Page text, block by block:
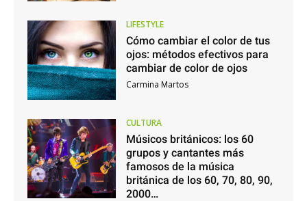
LIFESTYLE
Cómo cambiar el color de tus
ojos: métodos efectivos para
cambiar de color de ojos
Carmina Martos
CULTURA
Músicos británicos: los 60
grupos y cantantes más
famosos de la música
británica de los 60, 70, 80, 90,
2000…